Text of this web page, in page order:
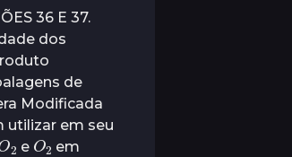
36 E 37.
dos
de
Modificada
utilizar em seu
O
e
O
2
em